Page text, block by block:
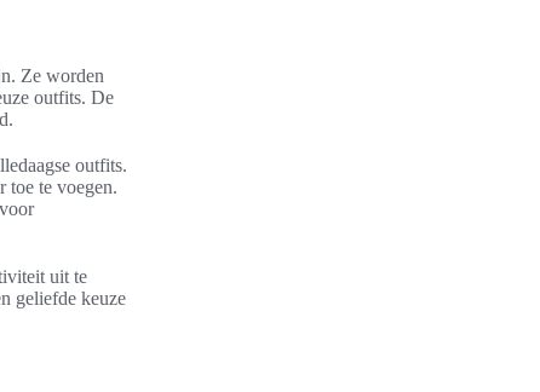
Ze worden
outfits. De
outfits.
toe te voegen.
uit te
geliefde keuze